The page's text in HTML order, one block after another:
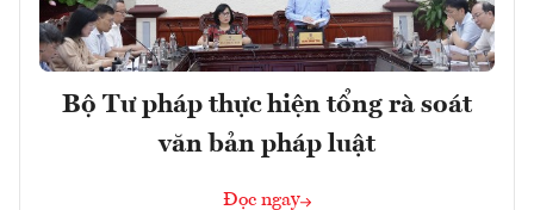
Bộ Tư pháp thực hiện tổng rà soát
văn bản pháp luật
Đọc ngay